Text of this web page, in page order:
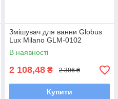
Змішувач для ванни Globus
Lux Milano GLM-0102
В наявності
2 108,48 ₴ 2 396 ₴
Купити